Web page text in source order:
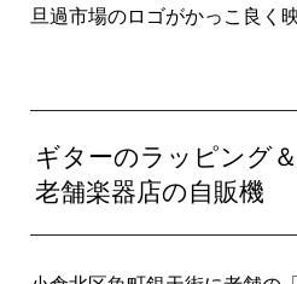
旦過市場のロゴがかっこ良く
ギターのラッピング
老舗楽器店の自販機